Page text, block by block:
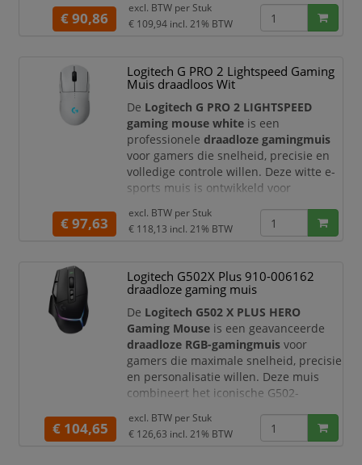
draadloze technologie
, een
geavanceerdeHERO 25K optische
knoppen
,LIGHTSYNC RGB-verlichting
en eeninstelbaar gewichtssysteem.
LIGHTSPEED geschikt
€ 90,86
excl. BTW per Stuk
€ 109,94 incl. 21% BTW
Logitech G PRO 2 Lightspeed Gaming
Muis draadloos Wit
De Logitech G PRO 2 LIGHTSPEED
gaming mouse white is een
professioneledraadloze gamingmuis
voor gamers die snelheid, precisie en
volledige controle willen. Deze witte e-
sports muis is ontwikkeld voor
een iconische symmetrische vorm met
moderne Logitech G-technologie.
LIGHTSPEED draadloze verbinding
LIGHTFORCE hybride switches en
aanpasbare zijknoppen is de PRO 2
LIGHTSPEED geschikt vo
€ 97,63
excl. BTW per Stuk
€ 118,13 incl. 21% BTW
Logitech G502X Plus 910-006162
draadloze gaming muis
De Logitech G502 X PLUS HERO
Gaming Mouse is een geavanceerde
draadloze RGB-gamingmuis voor
gamers die maximale snelheid, precisie
en personalisatie willen. Deze muis
combineert het iconische G502-
technologie, waaronder
LIGHTSPEED
draadloos, de nauwkeurigeHERO 25K
€ 104,65
excl. BTW per Stuk
€ 126,63 incl. 21% BTW